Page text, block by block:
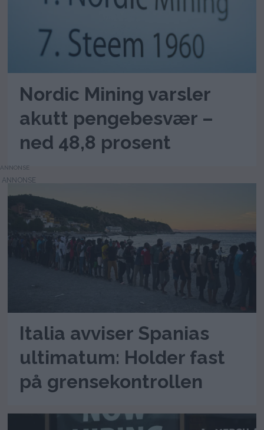
Nordic Mining varsler
akutt pengebesvær –
ned 48,8 prosent
ANNONSE
Italia avviser Spanias
ultimatum: Holder fast
på grensekontrollen